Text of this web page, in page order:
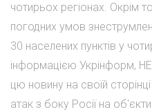
чотирьох регіонах. Окрім
погодних умов
30 населених пунктів у
інформацією Укрінформ,
цю новину на своїй
атак з боку Росії на